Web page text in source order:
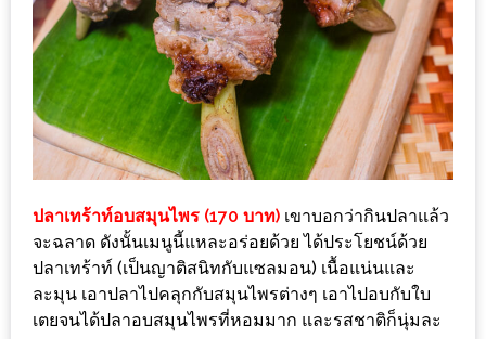
FAIR
2017
เชียงใหม่
จัด
เต็ม
แผนที่
ร้าน
หมู
กระทะ
ปลาเทร้าท์อบสมุนไพร (170 บาท) เขาบอกว่ากินปลาแล้ว
จะฉลาด ดังนั้นเมนูนี้แหละอร่อยด้วย ได้ประโยชน์ด้วย
ปลาเทร้าท์ (เป็นญาติสนิทกับแซลมอน) เนื้อแน่นและ
ละมุน เอาปลาไปคลุกกับสมุนไพรต่างๆ เอาไปอบกับใบ
เตยจนได้ปลาอบสมุนไพรที่หอมมาก และรสชาติก็นุ่มละ